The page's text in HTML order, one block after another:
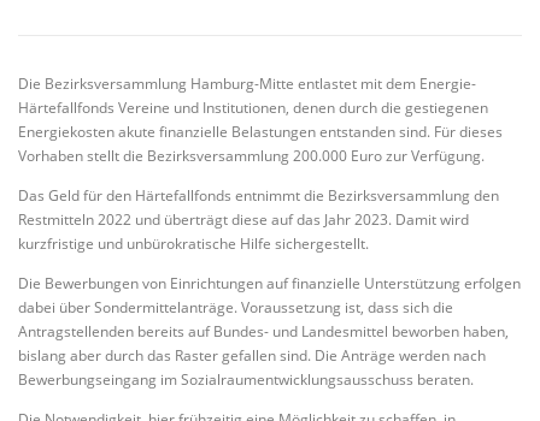
Die Bezirksversammlung Hamburg-Mitte entlastet mit dem Energie-
Härtefallfonds Vereine und Institutionen, denen durch die gestiegenen
Energiekosten akute finanzielle Belastungen entstanden sind. Für dieses
Vorhaben stellt die Bezirksversammlung 200.000 Euro zur Verfügung.
Das Geld für den Härtefallfonds entnimmt die Bezirksversammlung den
Restmitteln 2022 und überträgt diese auf das Jahr 2023. Damit wird
kurzfristige und unbürokratische Hilfe sichergestellt.
Die Bewerbungen von Einrichtungen auf finanzielle Unterstützung erfolgen
dabei über Sondermittelanträge. Voraussetzung ist, dass sich die
Antragstellenden bereits auf Bundes- und Landesmittel beworben haben,
bislang aber durch das Raster gefallen sind. Die Anträge werden nach
Bewerbungseingang im Sozialraumentwicklungsausschuss beraten.